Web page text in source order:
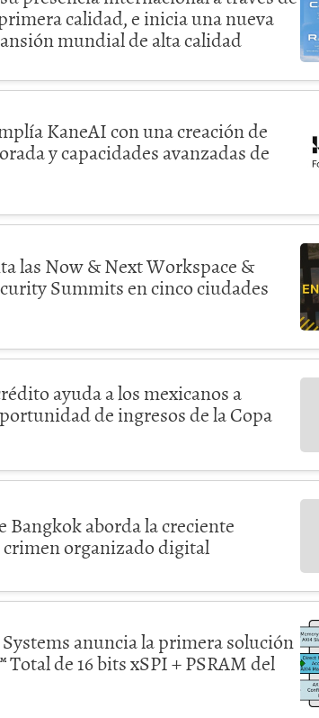
calidad, e inicia una nueva
mundial de alta calidad
KaneAI con una creación de
y capacidades avanzadas de
las Now & Next Workspace &
Summits en cinco ciudades
ayuda a los mexicanos a
de ingresos de la Copa
Bangkok aborda la creciente
crimen organizado digital
anuncia la primera solución
de 16 bits xSPI + PSRAM del